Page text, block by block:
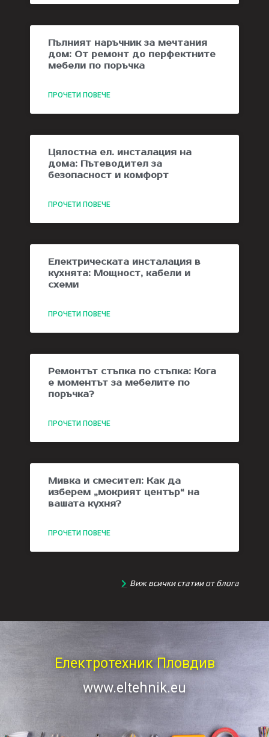
Пълният наръчник за мечтания
дом: От ремонт до перфектните
мебели по поръчка
ПРОЧЕТИ ПОВЕЧЕ
Цялостна ел. инсталация на
дома: Пътеводител за
безопасност и комфорт
ПРОЧЕТИ ПОВЕЧЕ
Електрическата инсталация в
кухнята: Мощност, кабели и
схеми
ПРОЧЕТИ ПОВЕЧЕ
Ремонтът стъпка по стъпка: Кога
е моментът за мебелите по
поръчка?
ПРОЧЕТИ ПОВЕЧЕ
Мивка и смесител: Как да
изберем „мокрият център“ на
вашата кухня?
ПРОЧЕТИ ПОВЕЧЕ
Виж всички статии от блога
Електротехник Пловдив
www.eltehnik.eu